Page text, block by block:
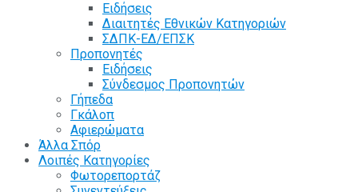
Ειδήσεις
Διαιτητές Εθνικών Κατηγοριών
ΣΔΠΚ-ΕΔ/ΕΠΣΚ
Προπονητές
Ειδήσεις
Σύνδεσμος Προπονητών
Γήπεδα
Γκάλοπ
Αφιερώματα
Άλλα Σπόρ
Λοιπές Κατηγορίες
Φωτορεπορτάζ